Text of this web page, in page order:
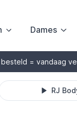
Dames
besteld = vandaag
RJ